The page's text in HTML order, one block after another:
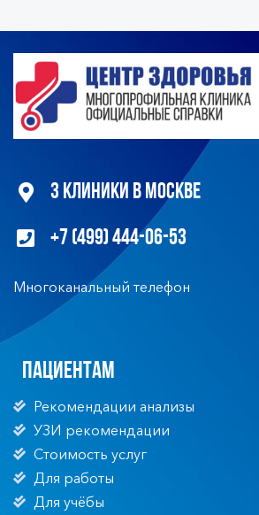
3 клиники в Москве
+7 (499) 444-06-53
Многоканальный телефон
Пациентам
Рекомендации анализы
УЗИ рекомендации
Стоимость услуг
Для работы
Для учёбы